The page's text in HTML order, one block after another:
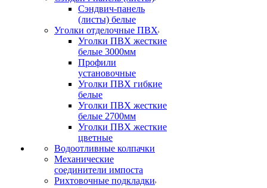
Сэндвич-панель
(листы) белые
Уголки отделочные ПВХ
Уголки ПВХ жесткие
белые 3000мм
Профили
установочные
Уголки ПВХ гибкие
белые
Уголки ПВХ жесткие
белые 2700мм
Уголки ПВХ жесткие
цветные
Водоотливные колпачки
Механические
соединители импоста
Рихтовочные подкладки